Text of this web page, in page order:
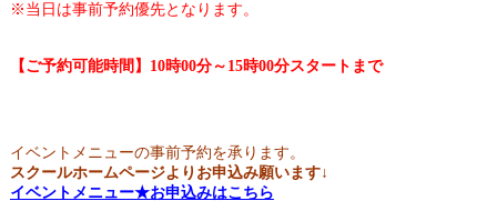
※当日は事前予約優先となります。
【ご予約可能時間】10時00分～15時00分スタートまで
イベントメニューの事前予約を承ります。
スクールホームページよりお申込み願います↓
イベントメニュー★お申込みはこちら